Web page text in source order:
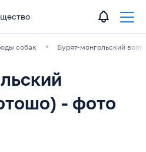
собак Бурят-монгольский
- фото